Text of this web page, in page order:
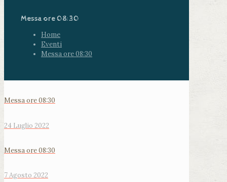
Messa ore 08:30
Home
Eventi
Messa ore 08:30
Messa ore 08:30
24 Luglio 2022
Messa ore 08:30
7 Agosto 2022